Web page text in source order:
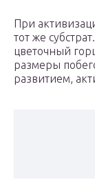
При
тот же
цветочный
размеры
развитием,